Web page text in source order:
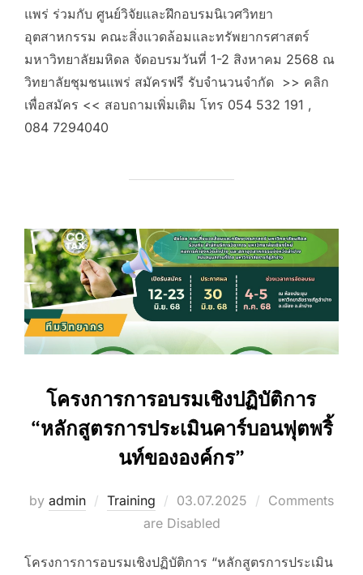
แพร่ ร่วมกับ ศูนย์วิจัยและฝึกอบรมนิเวศวิทยา
อุตสาหกรรม คณะสิ่งแวดล้อมและทรัพยากรศาสตร์
มหาวิทยาลัยมหิดล จัดอบรมวันที่ 1-2 สิงหาคม 2568 ณ
วิทยาลัยชุมชนแพร่ สมัครฟรี รับจำนวนจำกัด >> คลิก
เพื่อสมัคร << สอบถามเพิ่มเติม โทร 054 532 191 ,
084 7294040
โครงการการอบรมเชิงปฏิบัติการ
“หลักสูตรการประเมินคาร์บอนฟุตพริ้
นท์ขององค์กร”
by admin Training
Posted
on
03.07.2025
Comments
are Disabled
โครงการการอบรมเชิงปฏิบัติการ “หลักสูตรการประเมิน